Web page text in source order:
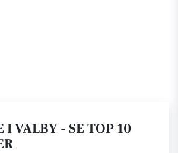
VALBY - SE TOP 10